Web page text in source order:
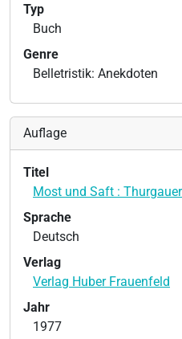
Typ
Buch
Genre
Belletristik: Anekdoten
Auflage
Titel
Most und Saft :
Sprache
Deutsch
Verlag
Verlag Huber Frauenfeld
Jahr
1977